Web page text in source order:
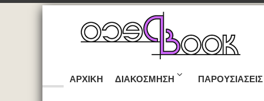
ΑΡΧΙΚΉ ΔΙΑΚΌΣΜΗΣΗ ΠΑΡΟΥΣΙΆΣΕΙΣ